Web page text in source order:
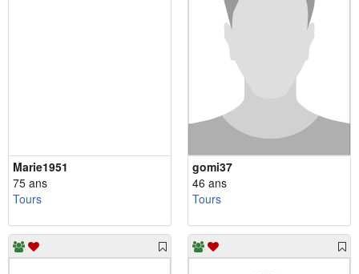
Marie1951
75 ans
Tours
gomi37
46 ans
Tours